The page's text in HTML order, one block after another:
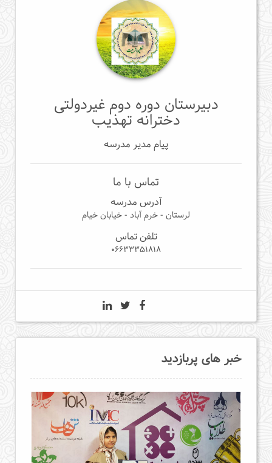
دبیرستان دوره دوم غیردولتی
دخترانه تهذیب
پیام مدیر مدرسه
تماس با ما
آدرس مدرسه
لرستان - خرم آباد - خیابان خیام
تلفن تماس
06633351818
خبر های پربازدید